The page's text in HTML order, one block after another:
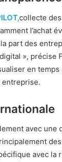
collecte
l’achat
part des
», précise
en
entreprise.
avec une
avec